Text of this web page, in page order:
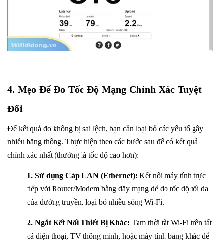
4. Mẹo Để Đo Tốc Độ Mạng Chính Xác Tuyệt
Đối
Để kết quả đo không bị sai lệch, bạn cần loại bỏ các yếu tố gây
nhiễu băng thông. Thực hiện theo các bước sau để có kết quả
chính xác nhất (thường là tốc độ cao hơn):
1. Sử dụng Cáp LAN (Ethernet): Kết nối máy tính trực
tiếp với Router/Modem bằng dây mạng để đo tốc độ tối đa
của đường truyền, loại bỏ nhiễu sóng Wi-Fi.
2. Ngắt Kết Nối Thiết Bị Khác: Tạm thời tắt Wi-Fi trên tất
cả điện thoại, TV thông minh, hoặc máy tính bảng khác để